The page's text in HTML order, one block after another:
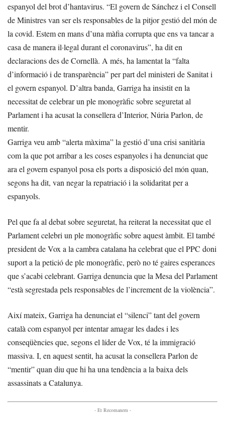
espanyol del brot d’hantavirus. “El govern de Sánchez i el Consell
de Ministres van ser els responsables de la pitjor gestió del món de
la covid. Estem en mans d’una màfia corrupta que ens va tancar a
casa de manera il·legal durant el coronavirus”, ha dit en
declaracions des de Cornellà. A més, ha lamentat la “falta
d’informació i de transparència” per part del ministeri de Sanitat i
el govern espanyol. D’altra banda, Garriga ha insistit en la
necessitat de celebrar un ple monogràfic sobre seguretat al
Parlament i ha acusat la consellera d’Interior, Núria Parlon, de
mentir.
Garriga veu amb “alerta màxima” la gestió d’una crisi sanitària
com la que pot arribar a les coses espanyoles i ha denunciat que
ara el govern espanyol posa els ports a disposició del món quan,
segons ha dit, van negar la repatriació i la solidaritat per a
espanyols.
Pel que fa al debat sobre seguretat, ha reiterat la necessitat que el
Parlament celebri un ple monogràfic sobre aquest àmbit. El també
president de Vox a la cambra catalana ha celebrat que el PPC doni
suport a la petició de ple monogràfic, però no té gaires esperances
que s’acabi celebrant. Garriga denuncia que la Mesa del Parlament
“està segrestada pels responsables de l’increment de la violència”.
Així mateix, Garriga ha denunciat el “silenci” tant del govern
català com espanyol per intentar amagar les dades i les
conseqüències que, segons el líder de Vox, té la immigració
massiva. I, en aquest sentit, ha acusat la consellera Parlon de
“mentir” quan diu que hi ha una tendència a la baixa dels
assassinats a Catalunya.
- Et Recomanem -